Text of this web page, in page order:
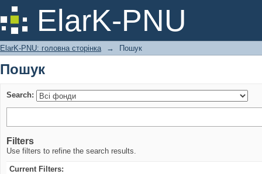
ElarK-PNU
Пошук
ElarK-PNU: головна сторінка → Пошук
Пошук
Search:
Filters
Use filters to refine the search results.
Current Filters: